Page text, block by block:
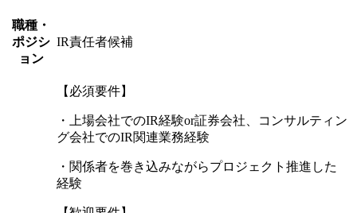
職種・
ポジシ
ョン
IR責任者候補
【必須要件】
・上場会社でのIR経験or証券会社、コンサルティン
グ会社でのIR関連業務経験
・関係者を巻き込みながらプロジェクト推進した
経験